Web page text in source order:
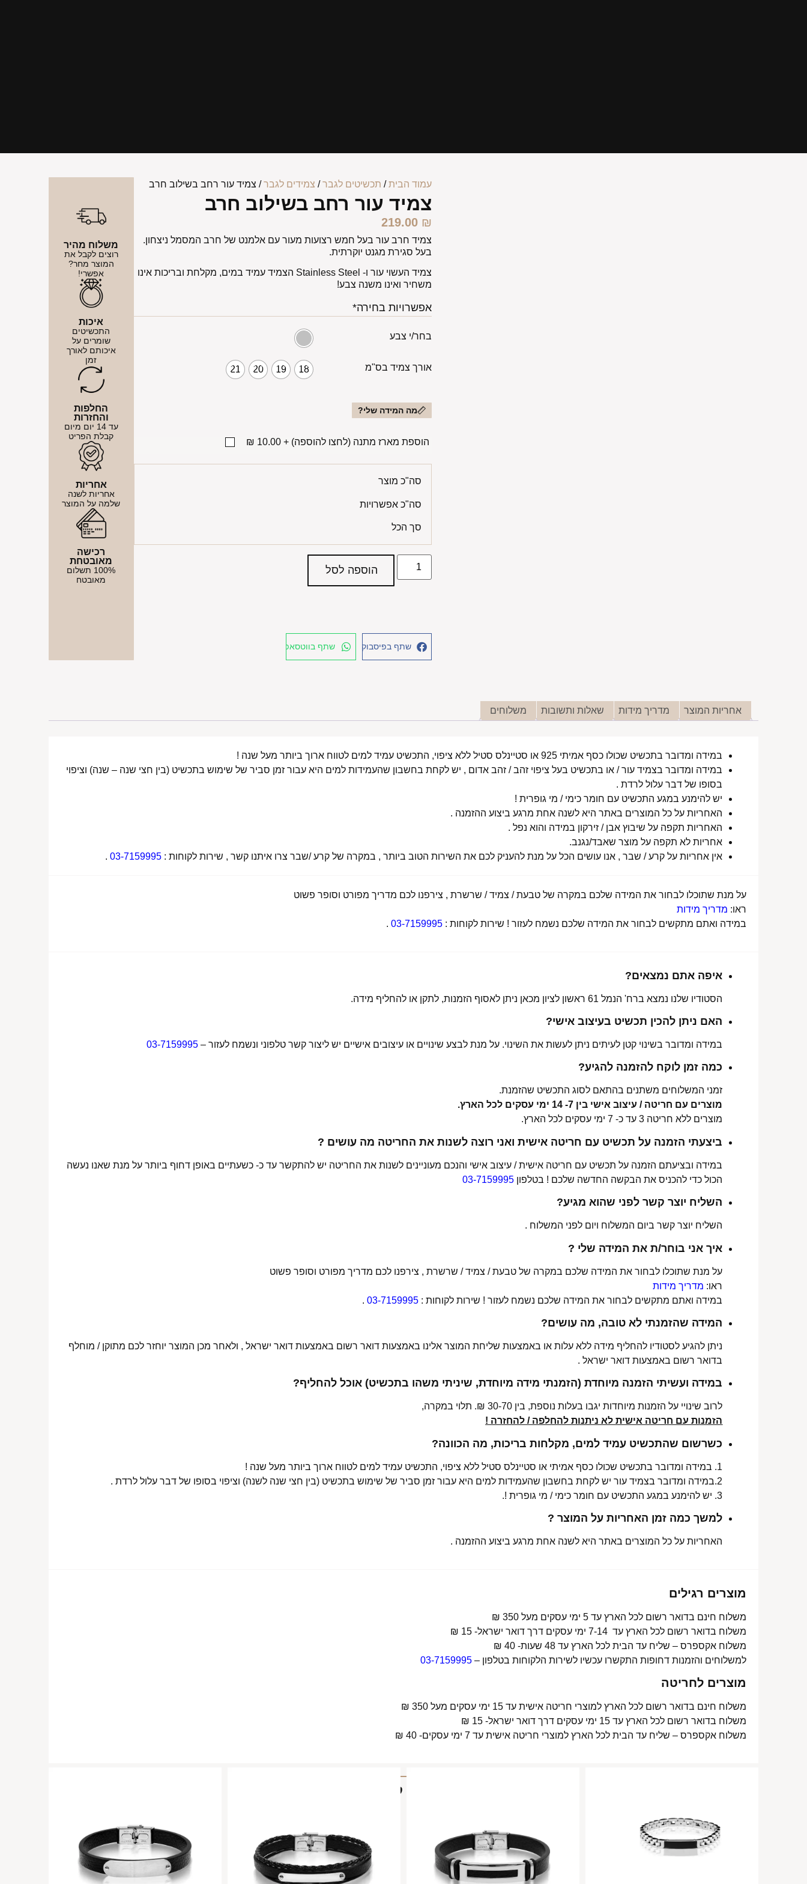
עמוד הבית/ תכשיטים לגבר/ צמידים לגבר/ צמיד עור רחב בשילוב חרב
צמיד עור רחב בשילוב חרב
219.00 ₪
צמיד חרב עור בעל חמש רצועות מעור עם אלמנט של חרב המסמל ניצחון.
בעל סגירת מגנט יוקרתית.
צמיד העשוי עור ו- Stainless Steel
הצמיד עמיד במים, מקלחת ובריכות אינו
משחיר ואינו משנה צבע!
אפשרויות בחירה*
בחר/י צבע
אורך צמיד בס"מ 18
19
20
21
מה המידה שלי?
הוספת מארז מתנה (לחצו להוספה) +
10.00 ₪
סה"כ מוצר
סה"כ אפשרויות
סך הכל
הוספה לסל
שתף בפיסבוק שתף בווטסאפ
משלוח מהיר
רוצים לקבל את
המוצר מחר?
אפשרי!
איכות
התכשיטים
שומרים על
איכותם לאורך
זמן
החלפות
והחזרות
עד 14 יום מיום
קבלת הפריט
אחריות
אחריות לשנה
שלמה על המוצר
רכישה
מאובטחת
100% תשלום
מאובטח
אחריות המוצר מדריך מידות שאלות ותשובות משלוחים
במידה ומדובר בתכשיט שכולו כסף אמיתי 925 או סטיינלס סטיל ללא ציפוי, התכשיט עמיד למים לטווח ארוך ביותר מעל שנה !
במידה ומדובר בצמיד עור / או בתכשיט בעל ציפוי זהב / זהב אדום , יש לקחת בחשבון שהעמידות למים היא עבור זמן סביר של שימוש בתכשיט (בין חצי שנה – שנה) וציפוי
בסופו של דבר עלול לרדת .
יש להימנע במגע התכשיט עם חומר כימי / מי גופרית !
האחריות על כל המוצרים באתר היא לשנה אחת מרגע ביצוע ההזמנה .
האחריות תקפה על שיבוץ אבן / זירקון במידה והוא נפל .
אחריות לא תקפה על מוצר שאבד/נגנב.
אין אחריות על קרע / שבר , אנו עושים הכל על מנת להעניק לכם את השירות הטוב ביותר , במקרה של קרע /שבר צרו איתנו קשר , שירות לקוחות : 03-7159995
.
על מנת שתוכלו לבחור את המידה שלכם במקרה של טבעת / צמיד / שרשרת , צירפנו לכם מדריך מפורט וסופר פשוט
ראו: מדריך מידות
במידה ואתם מתקשים לבחור את המידה שלכם נשמח לעזור ! שירות לקוחות : 03-7159995
.
איפה אתם נמצאים?
הסטודיו שלנו נמצא ברח' הנמל 61 ראשון לציון מכאן ניתן לאסוף הזמנות, לתקן או להחליף מידה.
האם ניתן להכין תכשיט בעיצוב אישי?
במידה ומדובר בשינוי קטן לעיתים ניתן לעשות את השינוי. על מנת לבצע שינויים או עיצובים אישיים יש ליצור קשר טלפוני ונשמח לעזור – 03-7159995
כמה זמן לוקח להזמנה להגיע?
זמני המשלוחים משתנים בהתאם לסוג התכשיט שהזמנת.
מוצרים עם חריטה / עיצוב אישי בין 7- 14 ימי עסקים לכל הארץ.
מוצרים ללא חריטה 3 עד כ- 7 ימי עסקים לכל הארץ.
ביצעתי הזמנה על תכשיט עם חריטה אישית ואני רוצה לשנות את החריטה מה עושים ?
במידה ובציעתם הזמנה על תכשיט עם חריטה אישית / עיצוב אישי והנכם מעוניינים לשנות את החריטה יש להתקשר עד כ- כשעתיים באופן דחוף ביותר על מנת שאנו נעשה
הכול כדי להכניס את הבקשה החדשה שלכם ! בטלפון 03-7159995
השליח יוצר קשר לפני שהוא מגיע?
השליח יוצר קשר ביום המשלוח ויום לפני המשלוח .
איך אני בוחר/ת את המידה שלי ?
על מנת שתוכלו לבחור את המידה שלכם במקרה של טבעת / צמיד / שרשרת , צירפנו לכם מדריך מפורט וסופר פשוט
ראו: מדריך מידות
במידה ואתם מתקשים לבחור את המידה שלכם נשמח לעזור ! שירות לקוחות : 03-7159995
.
המידה שהזמנתי לא טובה, מה עושים?
ניתן להגיע לסטודיו להחליף מידה ללא עלות או באמצעות שליחת המוצר אלינו באמצעות דואר רשום באמצעות דואר ישראל , ולאחר מכן המוצר יוחזר לכם מתוקן / מוחלף
בדואר רשום באמצעות דואר ישראל .
במידה ועשיתי הזמנה מיוחדת (הזמנתי מידה מיוחדת, שיניתי משהו בתכשיט) אוכל להחליף?
לרוב שינויי על הזמנות מיוחדות יגבו בעלות נוספת, בין 30-70 ₪. תלוי במקרה,
הזמנות עם חריטה אישית לא ניתנות להחלפה / להחזרה !
כשרשום שהתכשיט עמיד למים, מקלחות בריכות, מה הכוונה?
1. במידה ומדובר בתכשיט שכולו כסף אמיתי או סטיינלס סטיל ללא ציפוי, התכשיט עמיד למים לטווח ארוך ביותר מעל שנה !
2.במידה ומדובר בצמיד עור יש לקחת בחשבון שהעמידות למים היא עבור זמן סביר של שימוש בתכשיט (בין חצי שנה לשנה) וציפוי בסופו של דבר עלול לרדת .
3. יש להימנע במגע התכשיט עם חומר כימי / מי גופרית !.
למשך כמה זמן האחריות על המוצר ?
האחריות על כל המוצרים באתר היא לשנה אחת מרגע ביצוע ההזמנה .
מוצרים רגילים
משלוח חינם בדואר רשום לכל הארץ עד 5 ימי עסקים מעל 350 ₪
משלוח בדואר רשום לכל הארץ עד 7-14 ימי עסקים דרך דואר ישראל- 15 ₪
משלוח אקספרס – שליח עד הבית לכל הארץ עד 48 שעות- 40 ₪
למשלוחים והזמנות דחופות התקשרו עכשיו לשירות הלקוחות בטלפון – 03-7159995
מוצרים לחריטה
משלוח חינם בדואר רשום לכל הארץ למוצרי חריטה אישית עד 15 ימי עסקים מעל 350 ₪
משלוח בדואר רשום לכל הארץ עד 15 ימי עסקים דרך דואר ישראל- 15 ₪
משלוח אקספרס – שליח עד הבית לכל הארץ למוצרי חריטה אישית עד 7 ימי עסקים- 40 ₪
מוצרים קשורים